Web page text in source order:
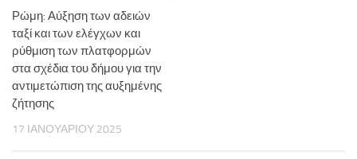
Ρώμη: Αύξηση των αδειών
ταξί και των ελέγχων και
ρύθμιση των πλατφορμών
στα σχέδια του δήμου για την
αντιμετώπιση της αυξημένης
ζήτησης
17 ΙΑΝΟΥΑΡΊΟΥ 2025